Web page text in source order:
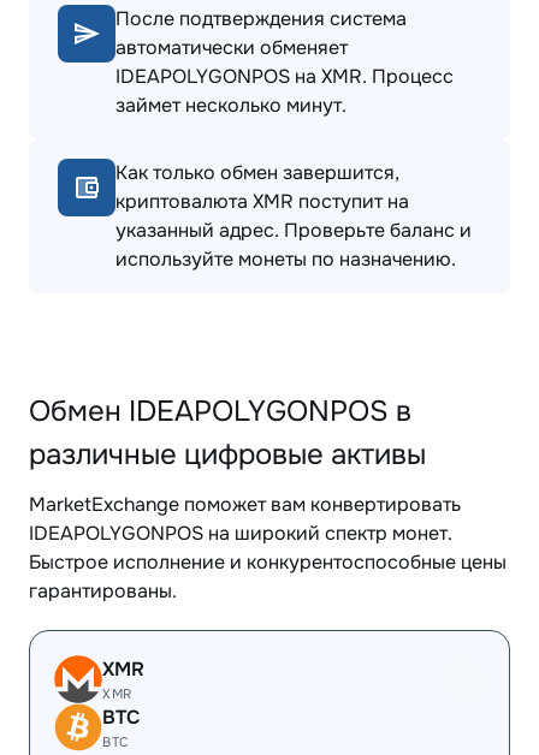
После подтверждения система
автоматически обменяет
IDEAPOLYGONPOS на XMR. Процесс
займет несколько минут.
Как только обмен завершится,
криптовалюта XMR поступит на
указанный адрес. Проверьте баланс и
используйте монеты по назначению.
Обмен IDEAPOLYGONPOS в
различные цифровые активы
MarketExchange поможет вам конвертировать
IDEAPOLYGONPOS на широкий спектр монет.
Быстрое исполнение и конкурентоспособные цены
гарантированы.
XMR
XMR
BTC
BTC